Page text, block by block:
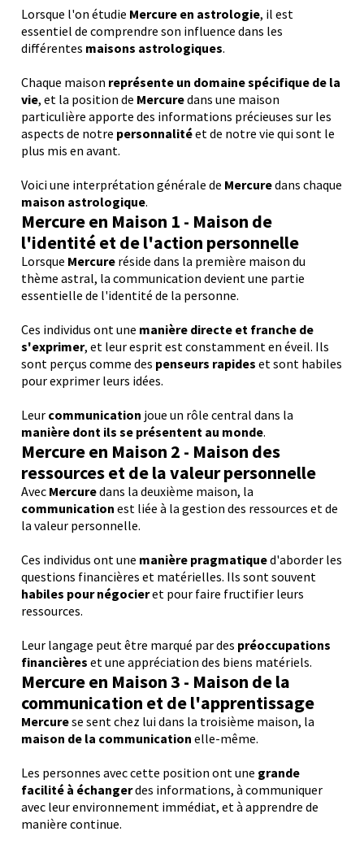
Lorsque l'on étudie Mercure en astrologie, il est
essentiel de comprendre son influence dans les
différentes maisons astrologiques.
Chaque maison représente un domaine spécifique de la
vie, et la position de Mercuredans une maison
particulière apporte des informations précieuses sur les
aspects de notre personnalitéet de notre vie qui sont le
plus mis en avant.
Voici une interprétation générale de Mercuredans chaque
maison astrologique.
Mercure en Maison 1 - Maison de
l'identité et de l'action personnelle
Lorsque Mercure réside dans la première maison du
thème astral, la communication devient une partie
essentielle de l'identité de la personne.
Ces individus ont une manière directe et franche de
s'exprimer, et leur esprit est constamment en éveil. Ils
sont perçus comme des penseurs rapides et sont habiles
pour exprimer leurs idées.
Leur communication joue un rôle central dans la
manière dont ils se présentent au monde.
Mercureen Maison 2 - Maison des
ressources et de la valeur personnelle
Avec Mercuredans la deuxième maison, la
communication est liée à la gestion des ressources et de
la valeur personnelle.
Ces individus ont une manière pragmatiqued'aborder les
questions financières et matérielles. Ils sont souvent
habiles pour négocieret pour faire fructifier leurs
ressources.
Leur langage peut être marqué par des préoccupations
financières et une appréciation des biens matériels.
Mercureen Maison 3 - Maison de la
communication et de l'apprentissage
Mercurese sent chez lui dans la troisième maison, la
maison de la communication elle-même.
Les personnes avec cette position ont une grande
facilité à échangerdes informations, à communiquer
avec leur environnement immédiat, et à apprendre de
manière continue.